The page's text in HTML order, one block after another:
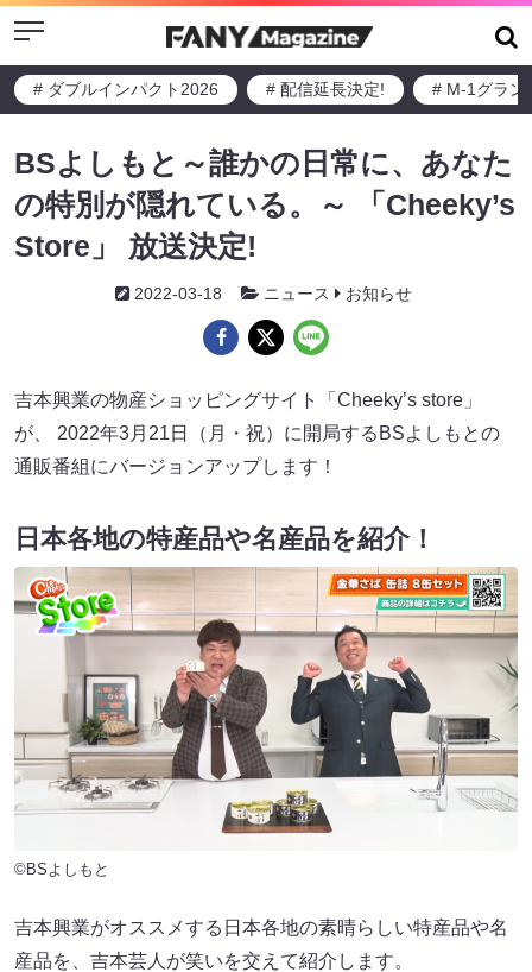
Menu
# ダブルインパクト2026 # 配信延長決定! # M-1グラン
BSよしもと～誰かの日常に、あなた
の特別が隠れている。～ 「Cheeky’s
Store」 放送決定!
2022-03-18 ニュース お知らせ
吉本興業の物産ショッピングサイト「Cheeky’s store」
が、 2022年3月21日（月・祝）に開局するBSよしもとの
通販番組にバージョンアップします！
日本各地の特産品や名産品を紹介！
©BSよしもと
吉本興業がオススメする日本各地の素晴らしい特産品や名
産品を、吉本芸人が笑いを交えて紹介します。